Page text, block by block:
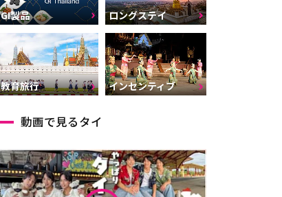
GI製品 ロングステイ
教育旅行 インセンティブ
動画で見るタイ